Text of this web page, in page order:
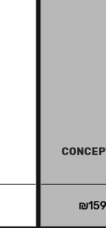
₪159